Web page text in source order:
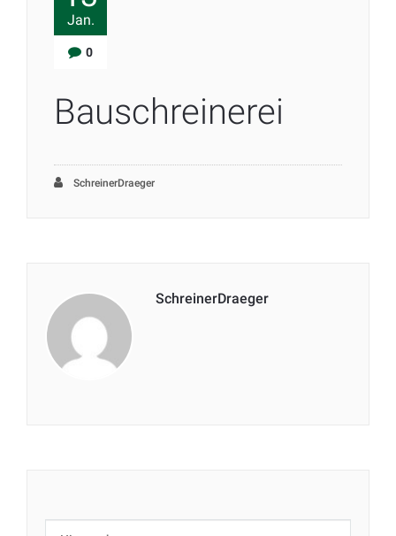
Jan.
0
Bauschreinerei
SchreinerDraeger
SchreinerDraeger